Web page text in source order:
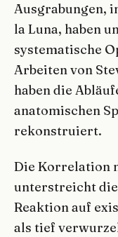
Ausgrabungen,
la Luna, haben
systematische
Arbeiten von
haben die
anatomischen
rekonstruiert.
Die Korrelation
unterstreicht
Reaktion auf
als tief